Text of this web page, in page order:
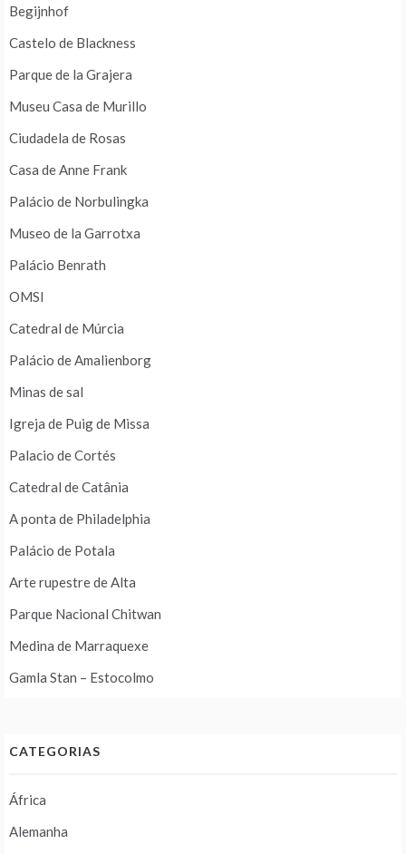
Begijnhof
Castelo de Blackness
Parque de la Grajera
Museu Casa de Murillo
Ciudadela de Rosas
Casa de Anne Frank
Palácio de Norbulingka
Museo de la Garrotxa
Palácio Benrath
OMSI
Catedral de Múrcia
Palácio de Amalienborg
Minas de sal
Igreja de Puig de Missa
Palacio de Cortés
Catedral de Catânia
A ponta de Philadelphia
Palácio de Potala
Arte rupestre de Alta
Parque Nacional Chitwan
Medina de Marraquexe
Gamla Stan – Estocolmo
CATEGORIAS
África
Alemanha